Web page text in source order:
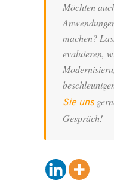
Möchten
machen?
evaluieren,
Sie uns
Gespräch!